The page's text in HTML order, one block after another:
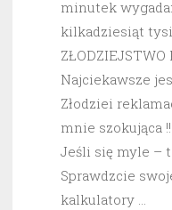
minutek
kilkadziesiąt
ZŁODZIEJSTWO
Najciekawsze
Złodziei
mnie szokująca
Jeśli się myle –
Sprawdzcie
kalkulatory …